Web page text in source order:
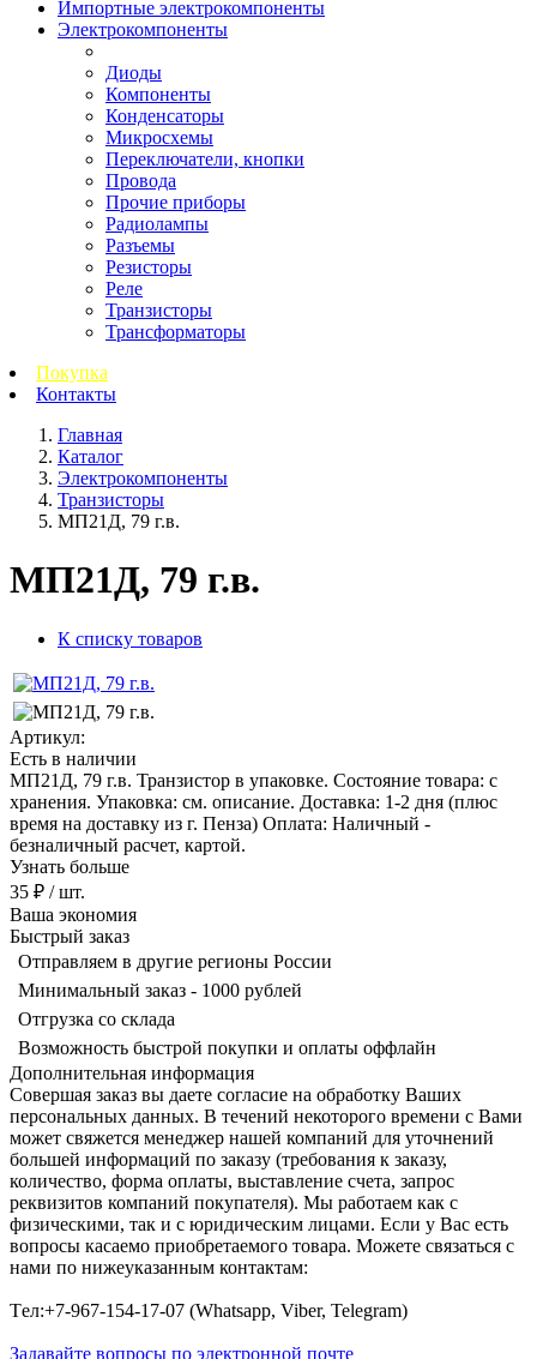
Импортные электрокомпоненты
Электрокомпоненты
Диоды
Компоненты
Конденсаторы
Микросхемы
Переключатели, кнопки
Провода
Прочие приборы
Радиолампы
Разъемы
Резисторы
Реле
Транзисторы
Трансформаторы
Покупка
Контакты
Главная
Каталог
Электрокомпоненты
Транзисторы
МП21Д, 79 г.в.
МП21Д, 79 г.в.
К списку товаров
Артикул:
Есть в наличии
МП21Д, 79 г.в. Транзистор в упаковке. Состояние товара: с
хранения. Упаковка: см. описание. Доставка: 1-2 дня (плюс
время на доставку из г. Пенза) Оплата: Наличный -
безналичный расчет, картой.
Узнать больше
35 ₽ / шт.
Ваша экономия
Быстрый заказ
Отправляем в другие регионы России
Минимальный заказ - 1000 рублей
Отгрузка со склада
Возможность быстрой покупки и оплаты оффлайн
Дополнительная информация
Совершая заказ вы даете согласие на обработку Ваших
персональных данных. В течений некоторого времени с Вами
может свяжется менеджер нашей компаний для уточнений
большей информаций по заказу (требования к заказу,
количество, форма оплаты, выставление счета, запрос
реквизитов компаний покупателя). Мы работаем как с
физическими, так и с юридическим лицами. Если у Вас есть
вопросы касаемо приобретаемого товара. Можете связаться с
нами по нижеуказанным контактам:
Tел:+7-967-154-17-07 (Whatsapp, Viber, Telegram)
Задавайте вопросы по электронной почте